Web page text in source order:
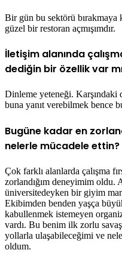
Bir gün bu sektörü
güzel bir restoran açmışımdır.
İletişim alanında
dediğin bir özellik var
Dinleme yeteneği.
buna yanıt verebilmek bence
Bugüne kadar en
nelerle mücadele ettin?
Çok farklı alanlarda çalışma
zorlandığım deneyimim oldu.
üniversitedeyken bir giyim
Ekibimden benden yaşça
kabullenmek istemeyen
vardı. Bu benim ilk zorlu
yollarla ulaşabileceğimi ve
oldum.